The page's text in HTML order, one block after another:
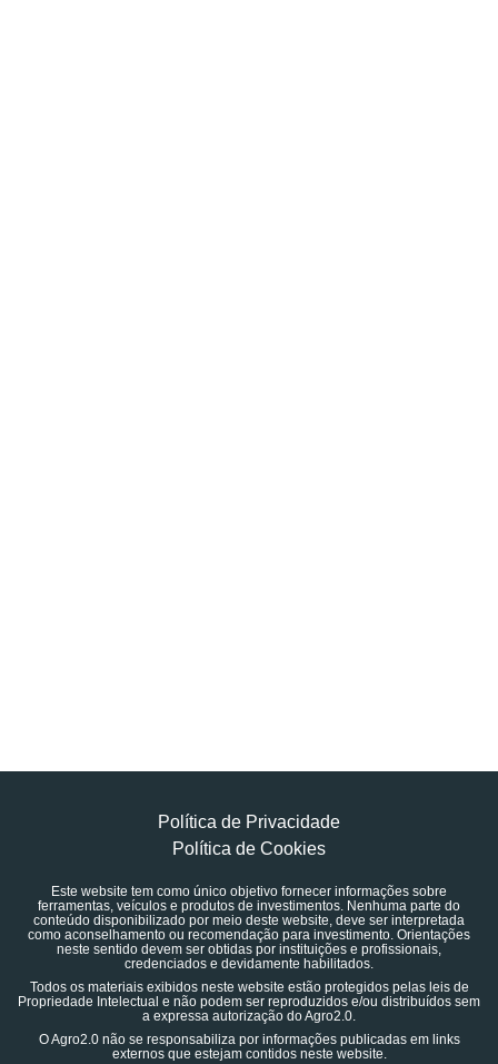
Política de Privacidade
Política de Cookies
Este website tem como único objetivo fornecer informações sobre
ferramentas, veículos e produtos de investimentos. Nenhuma parte do
conteúdo disponibilizado por meio deste website, deve ser interpretada
como aconselhamento ou recomendação para investimento. Orientações
neste sentido devem ser obtidas por instituições e profissionais,
credenciados e devidamente habilitados.
Todos os materiais exibidos neste website estão protegidos pelas leis de
Propriedade Intelectual e não podem ser reproduzidos e/ou distribuídos sem
a expressa autorização do Agro2.0.
O Agro2.0 não se responsabiliza por informações publicadas em links
externos que estejam contidos neste website.